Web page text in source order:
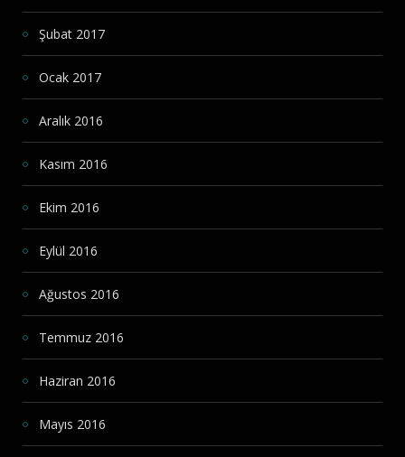
Şubat 2017
Ocak 2017
Aralık 2016
Kasım 2016
Ekim 2016
Eylül 2016
Ağustos 2016
Temmuz 2016
Haziran 2016
Mayıs 2016